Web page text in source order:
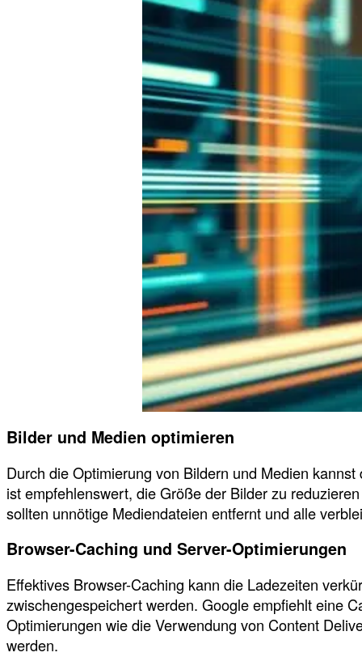
Bilder und Medien optimieren
Durch die Optimierung von Bildern und Medien
ist empfehlenswert, die Größe der Bilder zu
sollten unnötige Mediendateien entfernt und alle
Browser-Caching und Server-Optimierungen
Effektives Browser-Caching kann die Ladezeiten
zwischengespeichert werden. Google empfiehlt eine
Optimierungen wie die Verwendung von Content
werden.